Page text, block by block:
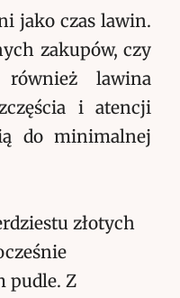
jako czas lawin.
zakupów, czy
również lawina
i atencji
do minimalnej
złotych
pudle. Z